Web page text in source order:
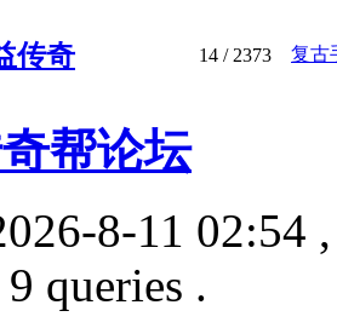
传奇 14 / 2373 复古
帮论坛
8-11 02:54
queries .